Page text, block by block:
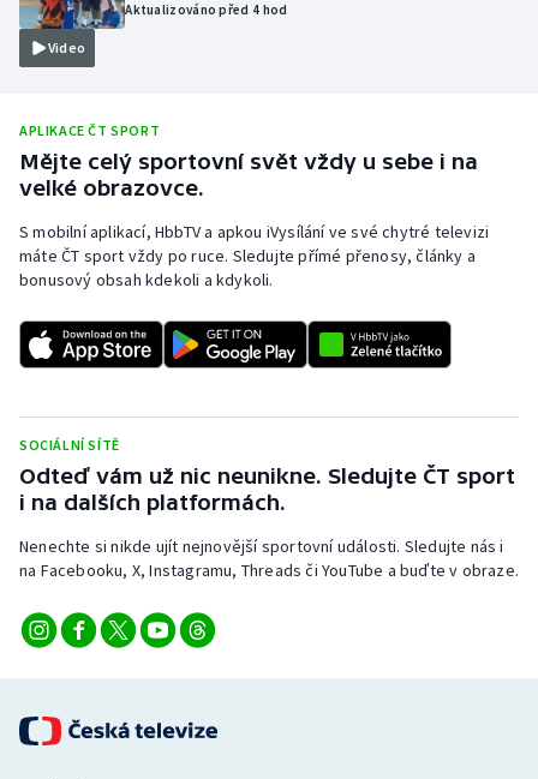
Moderní pětiboj
Motorsport
Olympijské hry
Parasport
Plavání
Ragby
Rychlobruslení
Rychlostní kanoistika
Short track
Stolní tenis
Video
Aktualizováno před 4 hod
APLIKACE ČT SPORT
Mějte celý sportovní svět vždy u sebe i na
velké obrazovce.
S mobilní aplikací, HbbTV a apkou iVysílání ve své chytré televizi
máte ČT sport vždy po ruce. Sledujte přímé přenosy, články a
bonusový obsah kdekoli a kdykoli.
SOCIÁLNÍ SÍTĚ
Odteď vám už nic neunikne. Sledujte ČT sport
i na dalších platformách.
Nenechte si nikde ujít nejnovější sportovní události. Sledujte nás i
na Facebooku, X, Instagramu, Threads či YouTube a buďte v obraze.